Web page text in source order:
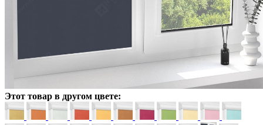
Этот товар в другом цвете: